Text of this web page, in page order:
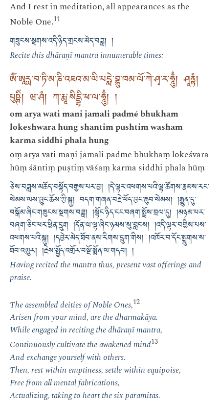
And I rest in meditation, all appearances as the
Noble One.11
གཟུངས་སྔགས་འདི་ཉིད་གྲངས་མེད་བཟླ། །
Recite this dhāraṇī mantra innumerable times:
ཨོཾ་ཨཱརྻ་བ་ཏི་མ་ཎི་འཇའ་མ་ལི་པདྨེ་བྷུ་ཁམ་ལོ་ཀེ་ཤྭ་ར་ཧཱུྂ། ཤཱནྟཾ།
པུཥྚིཾ། ཝ་ཤཾ། ཀ་རྨཱ་སིདྡྷི་ཕ་ལ་ཧཱུྂ། །
om arya wati mani jamali padmé bhukham
lokeshwara hung shantim pushtim washam
karma siddhi phala hung
oṃ ārya vati maṇi jamali padme bhukhaṃ lokeśvara
hūṃ śāntiṃ puṣtiṃ vāśaṃ karma siddhi phala hūṃ
ཅེས་བཟླས་མཆོད་བསྟོད་བརྒྱས་པར་བྱ། །དེ་ལྟར་འཕགས་པའི་ལྷ་ཚོགས་རྣམས་རང་
སེམས་ལས་བྱུང་ཆོས་ཀྱི་སྐུ། བདག་གཞན་བརྗེ་ཕོད་བྱང་ཆུབ་སེམས། །རྒྱུན་དུ་
བསྒོམ་ཞིང་གཟུངས་སྔགས་བཟླ། །སྟོང་ཉིད་ངང་བཞག་སྤྲོས་བྲལ་དུ། །མཉམ་པར་
བཞག་ཅིང་ཕར་ཕྱིན་དྲུག །དོན་ལ་ལྟ་ཞིང་ཉམས་སུ་བླངས། །འདི་ལྟར་བགྱིས་པས་
འཕགས་པའི་སྐུ། །དབྱེར་མེད་ཐོབ་ནས་རིགས་དྲུག་གིས། །འཁོར་བ་དོང་སྤྲུགས་ས་
ཐོབ་འགྱུར། །རྗེས་སྤྱོད་འགྲོར་བསྔོ་སྨོན་ལ་གདབ། །
Having recited the mantra thus, present vast offerings and
praise.
The assembled deities of Noble Ones,12
Arisen from your mind, are the dharmakāya.
While engaged in reciting the dhāraṇī mantra,
Continuously cultivate the awakened mind13
And exchange yourself with others.
Then, rest within emptiness, settle within equipoise,
Free from all mental fabrications,
Actualizing, taking to heart the six pāramitās.